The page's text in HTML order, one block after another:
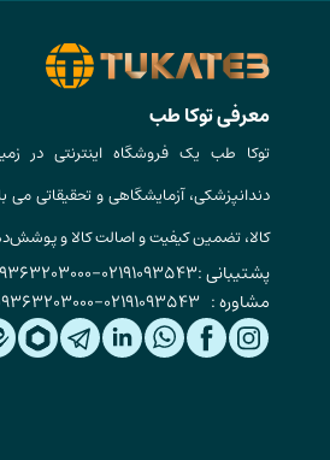
معرفی توکا طب
توکا طب یک فروشگاه اینترنتی در
دندانپزشکی، آزمایشگاهی و تحقیقاتی
کالا، تضمین کیفیت و اصالت کالا و
پشتیبانی :02191093543
-
مشاوره : 02191093543
-